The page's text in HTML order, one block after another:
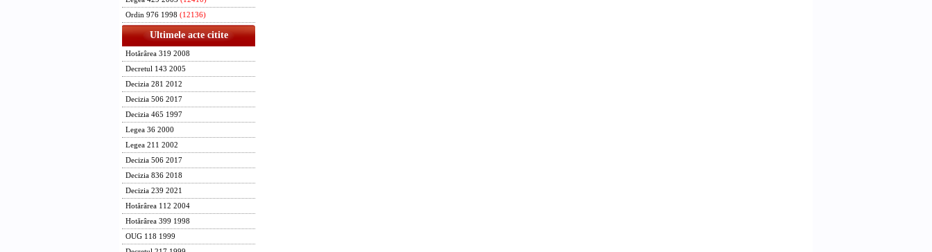
Ordin 976 1998 (12136)
Ultimele acte citite
Hotărârea 319 2008
Decretul 143 2005
Decizia 281 2012
Decizia 506 2017
Decizia 465 1997
Legea 36 2000
Legea 211 2002
Decizia 506 2017
Decizia 836 2018
Decizia 239 2021
Hotărârea 112 2004
Hotărârea 399 1998
OUG 118 1999